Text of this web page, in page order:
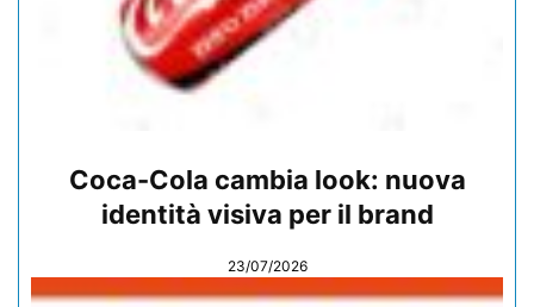
Coca-Cola cambia look: nuova
identità visiva per il brand
23/07/2026